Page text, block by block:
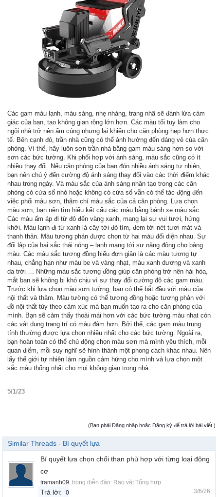
Các gam màu lạnh, màu sáng, nhẹ nhàng, trang nhã sẽ đánh lừa cảm
giác của bạn, tạo không gian rộng lớn hơn. Các màu tối tuy làm cho
ngôi nhà trở nên ấm cúng nhưng lại khiến cho căn phòng hẹp hơn thực
tế. Bên cạnh đó, trần nhà cũng có thể ảnh hưởng đến dáng vẻ của căn
phòng. Vì thế, hãy luôn sơn trần nhà bằng gam màu sáng hơn so với
sơn các bức tường. Khi phối hợp với ánh sáng, màu sắc cũng có ít
nhiều thay đổi. Nếu căn phòng của bạn đón nhiều ánh sáng tự nhiên,
bạn nên chú ý đến cường độ ánh sáng thay đổi vào các thời điểm khác
nhau trong ngày. Và màu sắc của ánh sáng nhân tạo trong các căn
phòng có cửa sổ nhỏ hoặc không có cửa sổ vẫn có thể tác động đến
việc phối màu sơn, thậm chí màu sắc của cả căn phòng. Lựa chọn
màu sơn, bạn nên tìm hiểu kết cấu các màu bằng bánh xe màu sắc.
Các màu ấm áp đi từ đỏ đến vàng xanh, mang lại sự vui tươi, hứng
khởi. Màu lạnh đi từ xanh lá cây tới đỏ tím, đem tới nét tươi mát và
thanh thản. Màu tương phản được chọn từ hai màu đối diện nhau. Sự
đối lập của hai sắc thái nóng – lạnh mang tới sự năng động cho bảng
màu. Các màu sắc tương đồng hiểu đơn giản là các màu tương tự
nhau, chẳng hạn như màu be và vàng nhạt, màu xanh dương và xanh
da trời…. Những màu sắc tương đồng giúp căn phòng trở nên hài hòa,
mắt bạn sẽ không bị khó chịu vì sự thay đổi cường độ các gam màu.
Trước khi lựa chọn màu sơn tường, bạn có thể bắt đầu với màu của
nội thất và thảm. Màu tường có thể tương đồng hoặc tương phản với
đồ nội thất tùy theo cảm xúc mà bạn muốn tạo ra cho căn phòng của
mình. Bạn sẽ cảm thấy thoải mái hơn với các bức tường màu nhạt còn
các vật dụng trang trí có màu đậm hơn. Bởi thế, các gam màu trung
tính thường được lựa chọn nhiều nhất cho các bức tường. Ngoài ra,
bạn hoàn toàn có thể chủ động chọn màu sơn mà mình yêu thích, mỗi
quan điểm, mỗi suy nghĩ sẽ hình thành một phong cách khác nhau. Nên
lấy thế giới tự nhiên làm nguồn cảm hứng cho mình và lựa chọn một
sắc màu thống nhất cho mọi không gian trong nhà.
5/1/23
(Bạn phải Đăng nhập hoặc Đăng ký để trả lời bài viết.)
Similar Threads - Bí quyết lựa
Bí quyết lựa chọn chổi than phù hợp với từng loại động
cơ
tramanh09, trong diễn đàn: Rao vặt Tổng hợp
Trả lời: 0 3/6/26